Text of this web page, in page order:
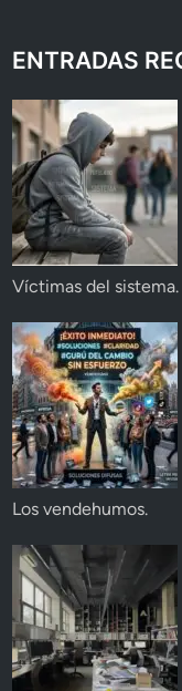
ENTRADAS
Víctimas del sistema.
Los vendehumos.